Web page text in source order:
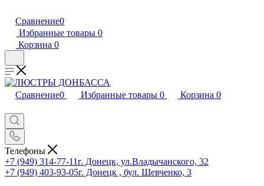
Сравнение0
Избранные товары 0
Корзина 0
Сравнение0 Избранные товары 0 Корзина 0
Телефоны
+7 (949) 314-77-11г. Донецк, ул.Владычанского, 32
+7 (949) 403-93-05г. Донецк , бул. Шевченко, 3